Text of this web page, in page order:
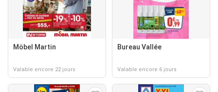
Möbel Martin
Valable encore 22 jours
Bureau Vallée
Valable encore 6 jours